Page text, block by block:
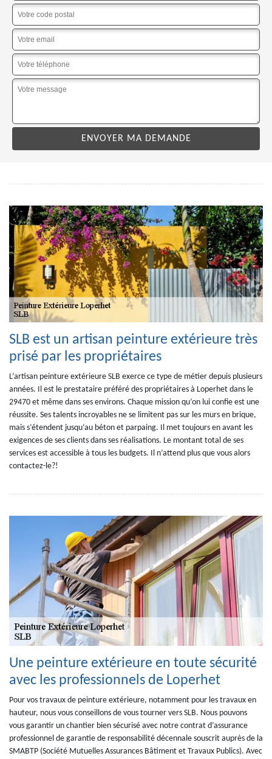
SLB est un artisan peinture extérieure très
prisé par les propriétaires
L’artisan peinture extérieure SLB exerce ce type de métier depuis plusieurs
années. Il est le prestataire préféré des propriétaires à Loperhet dans le
29470 et même dans ses environs. Chaque mission qu’on lui confie est une
réussite. Ses talents incroyables ne se limitent pas sur les murs en brique,
mais s’étendent jusqu’au béton et parpaing. Il met toujours en avant les
exigences de ses clients dans ses réalisations. Le montant total de ses
services est accessible à tous les budgets. Il n’attend plus que vous alors
contactez-le?!
Une peinture extérieure en toute sécurité
avec les professionnels de Loperhet
Pour vos travaux de peinture extérieure, notamment pour les travaux en
hauteur, nous vous conseillons de vous tourner vers SLB. Nous pouvons
vous garantir un chantier bien sécurisé avec notre contrat d’assurance
professionnel de garantie de responsabilité décennale souscrit auprès de la
SMABTP (Société Mutuelles Assurances Bâtiment et Travaux Publics). Avec